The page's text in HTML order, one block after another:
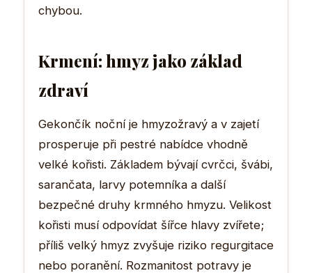
chybou.
Krmení: hmyz jako základ
zdraví
Gekončík noční je hmyzožravý a v zajetí
prosperuje při pestré nabídce vhodně
velké kořisti. Základem bývají cvrčci, švábi,
sarančata, larvy potemníka a další
bezpečné druhy krmného hmyzu. Velikost
kořisti musí odpovídat šířce hlavy zvířete;
příliš velký hmyz zvyšuje riziko regurgitace
nebo poranění. Rozmanitost potravy je